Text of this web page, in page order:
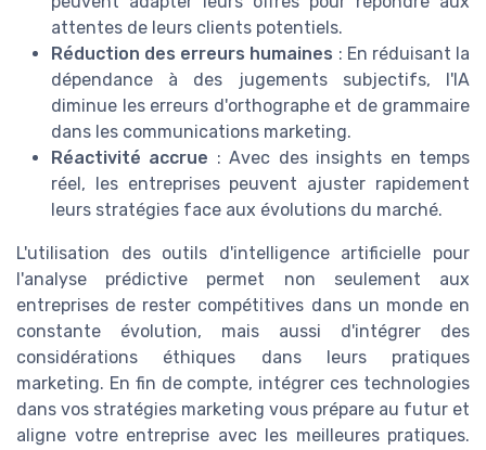
attentes de leurs clients potentiels.
Réduction des erreurs humaines : En réduisant la
dépendance à des jugements subjectifs, l'IA
diminue les erreurs d'orthographe et de grammaire
dans les communications marketing.
Réactivité accrue : Avec des insights en temps
réel, les entreprises peuvent ajuster rapidement
leurs stratégies face aux évolutions du marché.
L'utilisation des outils d'intelligence artificielle pour
l'analyse prédictive permet non seulement aux
entreprises de rester compétitives dans un monde en
constante évolution, mais aussi d'intégrer des
considérations éthiques dans leurs pratiques
marketing. En fin de compte, intégrer ces technologies
dans vos stratégies marketing vous prépare au futur et
aligne votre entreprise avec les meilleures pratiques.